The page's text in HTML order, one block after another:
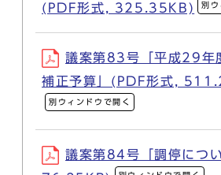
(PDF形式, 325.35KB)
別ウ
議案第83号「平成29年
補正予算」(PDF形式,
別ウィンドウで開く
議案第84号「調停につ